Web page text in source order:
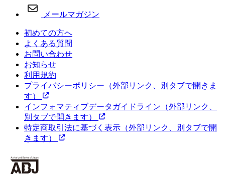
メールマガジン
初めての方へ
よくある質問
お問い合わせ
お知らせ
利用規約
プライバシーポリシー （外部リンク、別タブで開きま
す）
インフォマティブデータガイドライン （外部リンク、
別タブで開きます）
特定商取引法に基づく表示 （外部リンク、別タブで開
きます）